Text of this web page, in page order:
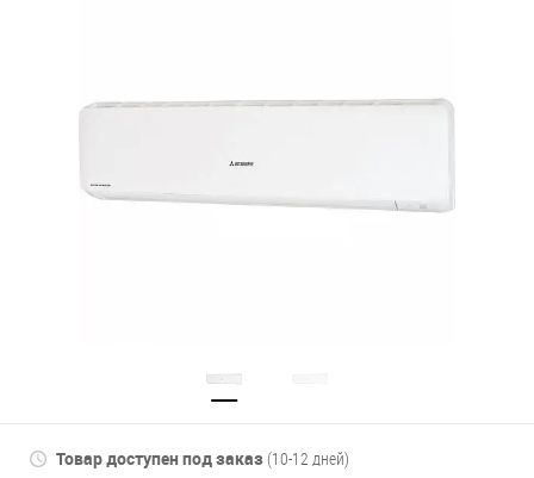
Товар доступен под заказ (10-12 дней)